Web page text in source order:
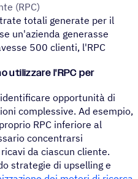
(RPC)
totali generate per il
un'azienda generasse
500 clienti, l'RPC
utilizzare l'RPC per
opportunità di
complessive. Ad esempio,
RPC inferiore al
concentrarsi
da ciascun cliente.
strategie di upselling e